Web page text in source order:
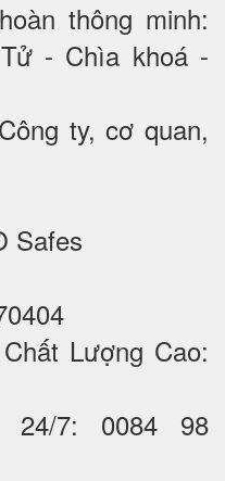
thông minh:
- Chìa khoá -
ty, cơ quan,
Safes
Lượng Cao:
24/7: 0084 98